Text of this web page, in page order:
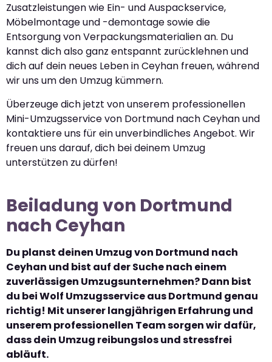
Zusatzleistungen wie Ein- und Auspackservice,
Möbelmontage und -demontage sowie die
Entsorgung von Verpackungsmaterialien an. Du
kannst dich also ganz entspannt zurücklehnen und
dich auf dein neues Leben in Ceyhan freuen, während
wir uns um den Umzug kümmern.
Überzeuge dich jetzt von unserem professionellen
Mini-Umzugsservice von Dortmund nach Ceyhan und
kontaktiere uns für ein unverbindliches Angebot. Wir
freuen uns darauf, dich bei deinem Umzug
unterstützen zu dürfen!
Beiladung von Dortmund
nach Ceyhan
Du planst deinen Umzug von Dortmund nach
Ceyhan und bist auf der Suche nach einem
zuverlässigen Umzugsunternehmen? Dann bist
du bei Wolf Umzugsservice aus Dortmund genau
richtig! Mit unserer langjährigen Erfahrung und
unserem professionellen Team sorgen wir dafür,
dass dein Umzug reibungslos und stressfrei
abläuft.